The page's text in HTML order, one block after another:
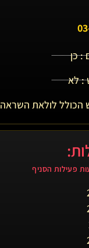
: כן
: לא
הכולל לולאת השראה
פעילות הסניף